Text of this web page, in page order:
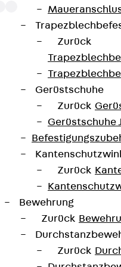
Zurück
Gerüstschuhe
Zurück
Gerüstschuhe
Zurück
Bewehrung
Zurück
Zurück
max. Höhe 102 mm
Drehmoment 4 Nm
Gewicht je
Lagermengeneinheit
0,154 kg